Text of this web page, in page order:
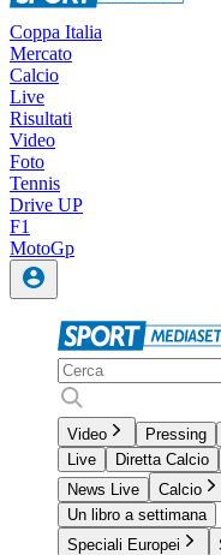
Coppa Italia
Mercato
Calcio
Live
Risultati
Video
Foto
Tennis
Drive UP
F1
MotoGp
Video Pressing
Live
Diretta Calcio
News Live
Calcio
Un libro a settimana
Speciali Europei